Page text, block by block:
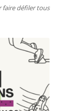
faire défiler tous